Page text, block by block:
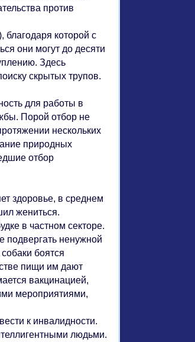
против
благодаря которой с
они могут до десяти
Здесь
скрытых трупов.
для работы в
Порой отбор не
нескольких
природных
отбор
здоровье, в среднем
жениться.
в частном секторе.
подвергать ненужной
боятся
пищи им дают
вакцинацией,
мероприятиями,
к инвалидности.
людьми.